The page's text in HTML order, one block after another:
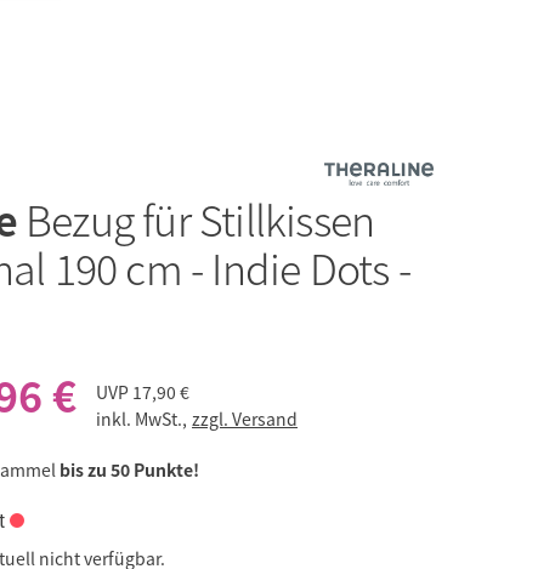
Bezug für Stillkissen
190 cm - Indie Dots -
€ UVP 17,90 €
inkl. MwSt., zzgl. Versand
bis zu 50 Punkte!
nicht verfügbar.